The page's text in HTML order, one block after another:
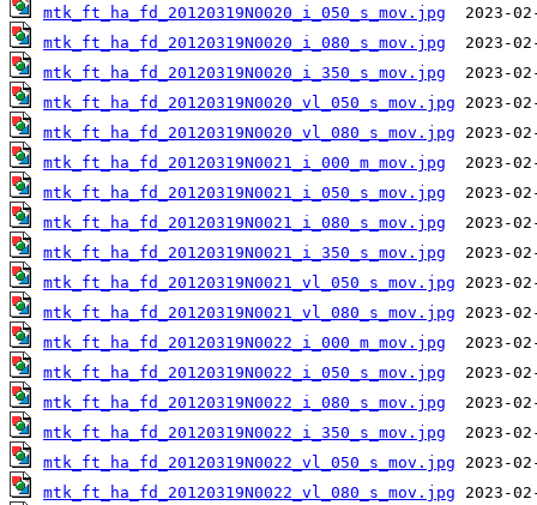
mtk_ft_ha_fd_20120319N0020_i_050_s_mov.jpg
mtk_ft_ha_fd_20120319N0020_i_080_s_mov.jpg
mtk_ft_ha_fd_20120319N0020_i_350_s_mov.jpg
mtk_ft_ha_fd_20120319N0020_vl_050_s_mov.jpg
mtk_ft_ha_fd_20120319N0020_vl_080_s_mov.jpg
mtk_ft_ha_fd_20120319N0021_i_000_m_mov.jpg
mtk_ft_ha_fd_20120319N0021_i_050_s_mov.jpg
mtk_ft_ha_fd_20120319N0021_i_080_s_mov.jpg
mtk_ft_ha_fd_20120319N0021_i_350_s_mov.jpg
mtk_ft_ha_fd_20120319N0021_vl_050_s_mov.jpg
mtk_ft_ha_fd_20120319N0021_vl_080_s_mov.jpg
mtk_ft_ha_fd_20120319N0022_i_000_m_mov.jpg
mtk_ft_ha_fd_20120319N0022_i_050_s_mov.jpg
mtk_ft_ha_fd_20120319N0022_i_080_s_mov.jpg
mtk_ft_ha_fd_20120319N0022_i_350_s_mov.jpg
mtk_ft_ha_fd_20120319N0022_vl_050_s_mov.jpg
mtk_ft_ha_fd_20120319N0022_vl_080_s_mov.jpg